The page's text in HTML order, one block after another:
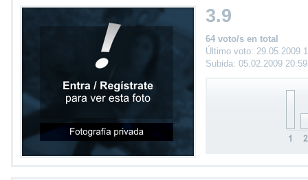
3.9
64 voto/s en total
Último voto: 29.05.2009
Subida: 05.02.2009